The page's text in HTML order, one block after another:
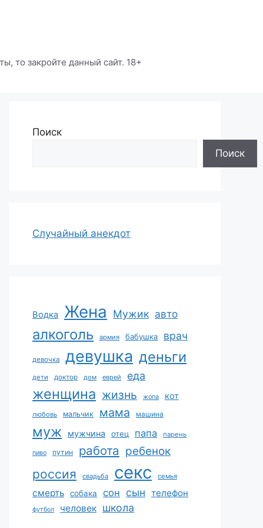
то закройте данный сайт. 18+
Поиск
Поиск
Случайный анекдот
Водка Жена Мужик авто
алкоголь армия бабушка врач
девочка девушка деньги
дети доктор дом еврей еда
женщина жизнь жопа кот
любовь мальчик мама машина
муж мужчина отец папа парень
пиво путин работа ребенок
россия свадьба секс семья
смерть собака сон сын телефон
футбол человек школа